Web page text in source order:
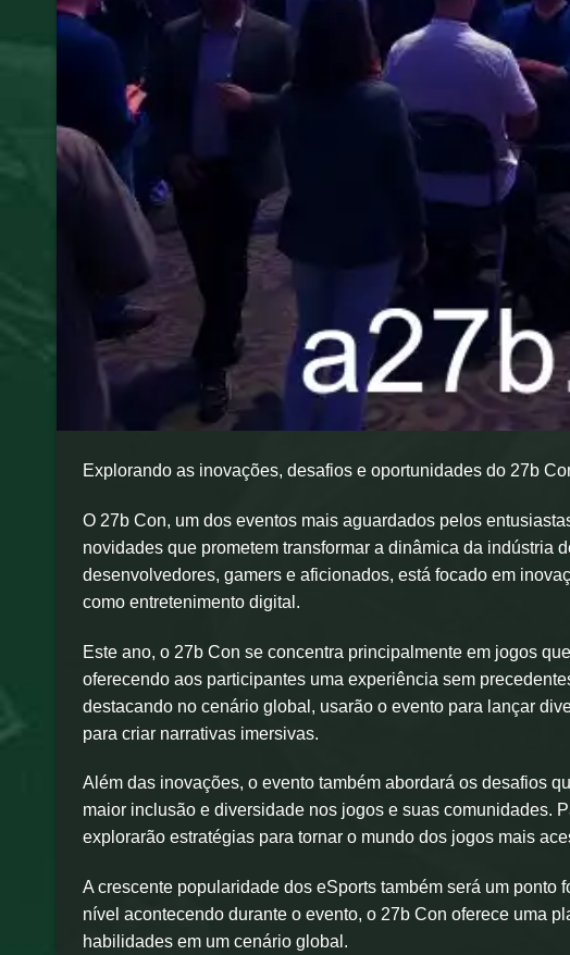
Explorando as inovações, desafios e oportunidades do 27b
O 27b Con, um dos eventos mais aguardados pelos
novidades que prometem transformar a dinâmica da indústria
desenvolvedores, gamers e aficionados, está focado em
como entretenimento digital.
Este ano, o 27b Con se concentra principalmente em jogos
oferecendo aos participantes uma experiência sem
destacando no cenário global, usarão o evento para lançar
para criar narrativas imersivas.
Além das inovações, o evento também abordará os desafios
maior inclusão e diversidade nos jogos e suas comunidades.
explorarão estratégias para tornar o mundo dos jogos mais
A crescente popularidade dos eSports também será um
nível acontecendo durante o evento, o 27b Con oferece uma
habilidades em um cenário global.